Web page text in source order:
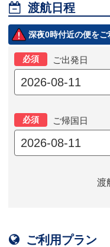
 渡航日程
深夜0時付近の便を
必須 ご出発日
必須 ご帰国日
渡
 ご利用プラン